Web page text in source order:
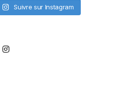
Suivre sur Instagram